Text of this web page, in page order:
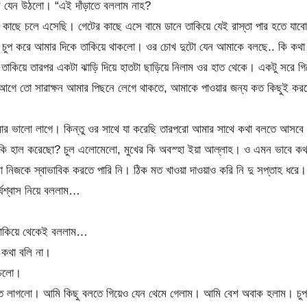
যেন উঠলো। “এই দাঁড়াতে বললাম নাহ?
চলে এসেছি। গেটের কাছে এসে বামে ডানে তাকিয়ে যেই রাস্তা পার হতে যাবো
করে আমার দিকে তাকিয়ে থাকলো। ওর চোখ দুটো যেন আমাকে বলছে.. কি কথা
তারপর একটা ঝাড়ি দিয়ে হাতটা ছাড়িয়ে নিলাম ওর হাত থেকে। একটু সরে
তো সারাক্ষন আমার পিছনে লেগে থাকতে, আমাকে পাওয়ার জন্য কত কিছুই
ভালো লাগে। কিন্তু ওর সাথে যা করেছি তারপরো আমার সাথে কথা বলতে আসবে
হাল করেছো? চুল এলোমেলো, মুখের কি অবস্হা ইয়া আল্লাহ। ও এমন ভাবে
স্বাভাবিক করতে পারি নি। ঠিক মত খাওয়া দাওয়াও করি নি দু সপ্তাহ ধরে।
নিয়ে বললাম…
থেকেই বললাম…
বলি না।
লাগলো। আমি কিছু বলতে গিয়েও যেন থেমে গেলাম। আমি বেশ অবাক হলাম। চুপ